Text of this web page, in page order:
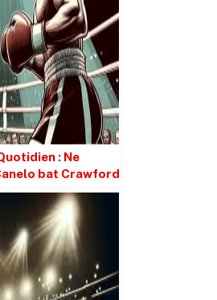
: Ne
bat Crawford
est plus grand.